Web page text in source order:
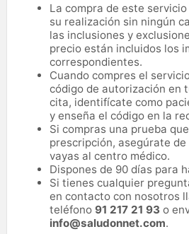
La compra de este
su realización sin ningún
las inclusiones y
precio están incluidos los
correspondientes.
Cuando compres el
código de autorización en
cita, identifícate como
y enseña el código en la
Si compras una prueba
prescripción, asegúrate
vayas al centro médico.
Dispones de 90 días para
Si tienes cualquier
en contacto con nosotros
teléfono 91 217 21 93 o
info@saludonnet.com.